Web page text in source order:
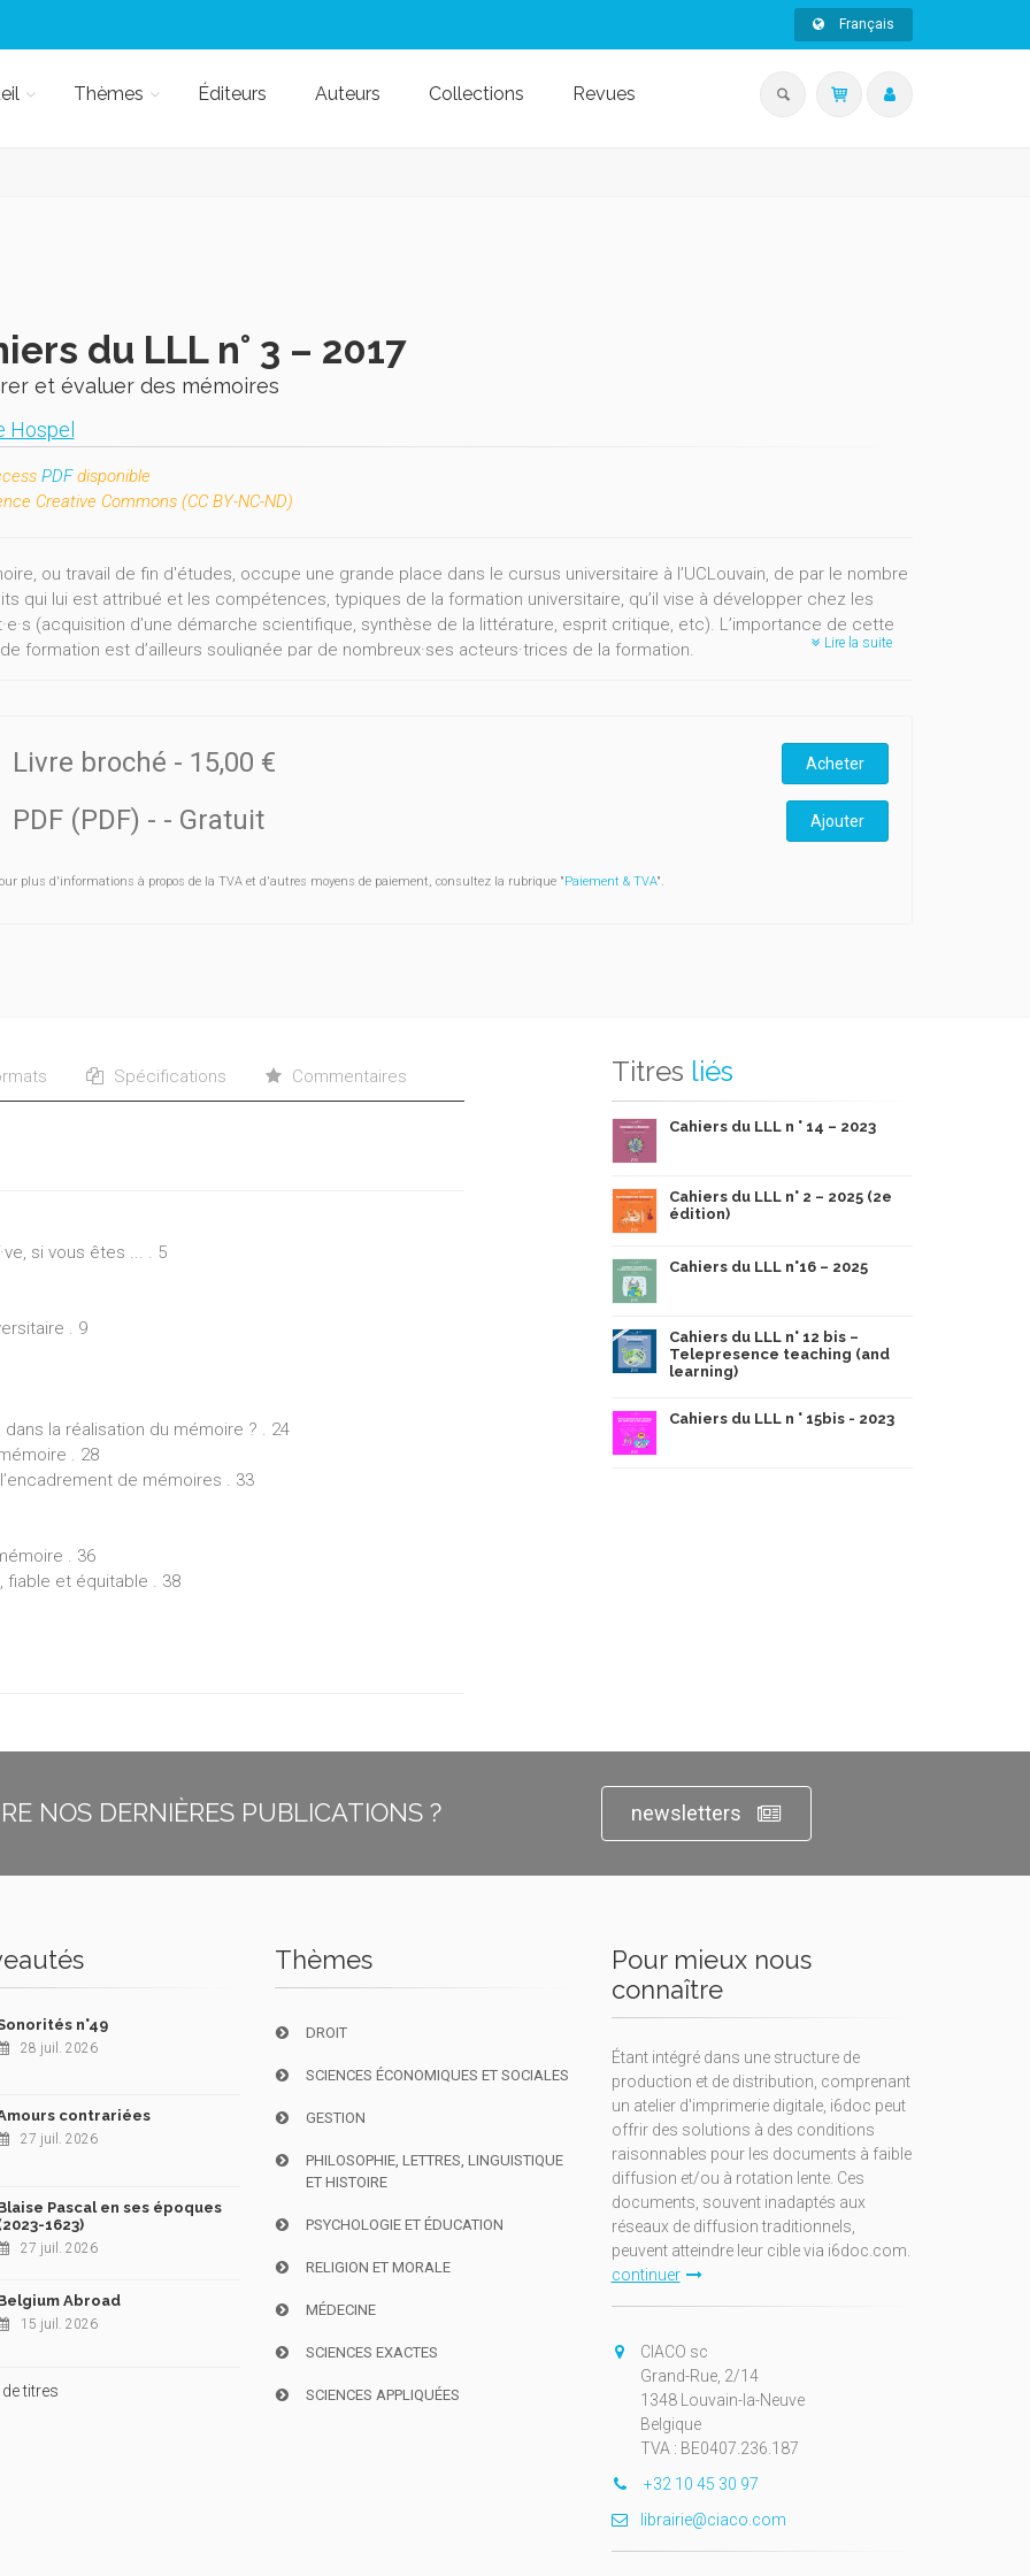
Français
Thèmes Éditeurs Auteurs Collections Revues
du LLL n° 3 – 2017
et évaluer des mémoires
Hospel
PDFdisponible
Creative Commons (CC BY-NC-ND)
ou travail de fin d'études, occupe une grande place dans le cursus universitaire à l’UCLouvain, de par le nombre
qui lui est attribué et les compétences, typiques de la formation universitaire, qu’il vise à développer chez les
(acquisition d’une démarche scientifique, synthèse de la littérature, esprit critique, etc). L’importance de cette
formation est d’ailleurs soulignée par de nombreux·ses acteurs·trices de la formation.
du mémoire ? Quelles solutions peuvent être apportées à la problématique du dépôt différé du mémoire ?
mars 2016, une communauté de pratiques et de recherche travaille sur ces questions, grâce au soutien du Fonds de
pédagogique de l’université (FDP2). Elle réunit des promoteurs·trices, des responsables de programmes,
les travaux de cette communauté, ce cahier vise à donner des clés et des pistes d’actions pour dépasser les
Lire la suite
Livre broché - 15,00 € Acheter
PDF (PDF) - - Gratuit Ajouter
plus d'informations à propos de la TVA et d'autres moyens de paiement, consultez la rubrique "Paiement & TVA".
Spécifications Commentaires
si vous êtes ... . 5
. 9
la réalisation du mémoire ? . 24
. 28
de mémoires . 33
. 36
fiable et équitable . 38
Titres liés
Cahiers du LLL n ° 14 – 2023
Cahiers du LLL n° 2 – 2025 (2e
édition)
Cahiers du LLL n°16 – 2025
Cahiers du LLL n° 12 bis –
Telepresence teaching (and
learning)
Cahiers du LLL n ° 15bis - 2023
NOS DERNIÈRES PUBLICATIONS ? newsletters
n°49
28 juil. 2026
contrariées
27 juil. 2026
Pascal en ses époques
1623)
27 juil. 2026
Abroad
15 juil. 2026
titres
Thèmes
DROIT
SCIENCES ÉCONOMIQUES ET SOCIALES
GESTION
PHILOSOPHIE, LETTRES, LINGUISTIQUE
ET HISTOIRE
PSYCHOLOGIE ET ÉDUCATION
RELIGION ET MORALE
MÉDECINE
SCIENCES EXACTES
SCIENCES APPLIQUÉES
Pour mieux nous
connaître
Étant intégré dans une structure de
production et de distribution, comprenant
un atelier d'imprimerie digitale, i6doc peut
offrir des solutions à des conditions
raisonnables pour les documents à faible
diffusion et/ou à rotation lente. Ces
documents, souvent inadaptés aux
réseaux de diffusion traditionnels,
peuvent atteindre leur cible via i6doc.com.
continuer
CIACO sc
Grand-Rue, 2/14
1348 Louvain-la-Neuve
Belgique
TVA : BE0407.236.187
+32 10 45 30 97
librairie@ciaco.com